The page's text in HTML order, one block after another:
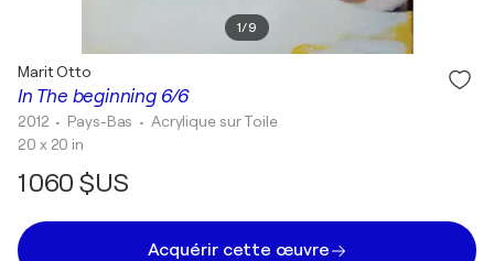
1/9
In The beginning 6/6
Marit Otto
2012 • Pays-Bas • Acrylique sur Toile
20 x 20 in
1 060 $US
Acquérir cette œuvre